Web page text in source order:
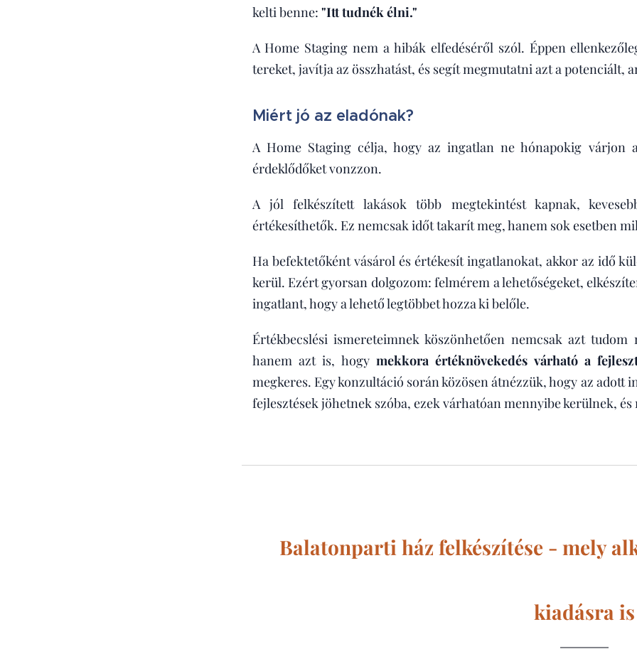
kelti benne: "Itt tudnék élni."
A Home Staging nem a hibák elfedéséről szól. Éppen
tereket, javítja az összhatást, és segít megmutatni azt a potenciált,
Miért jó az eladónak?
A Home Staging célja, hogy az ingatlan ne hónapokig várjon
érdeklődőket vonzzon.
A jól felkészített lakások több megtekintést kapnak,
értékesíthetők. Ez nemcsak időt takarít meg, hanem sok esetben
Ha befektetőként vásárol és értékesít ingatlanokat, akkor az idő
kerül. Ezért gyorsan dolgozom: felmérem a lehetőségeket,
ingatlant, hogy a lehető legtöbbet hozza ki belőle.
Értékbecslési ismereteimnek köszönhetően nemcsak azt
hanem azt is, hogy mekkora értéknövekedés várható a
megkeres. Egy konzultáció során közösen átnézzük, hogy az
fejlesztések jöhetnek szóba, ezek várhatóan mennyibe kerülnek,
Balatonparti ház felkészítése - mely
kiadásra is